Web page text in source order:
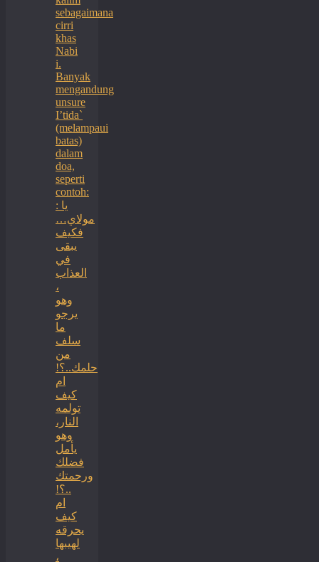
sebagaimana
cirri
khas
Nabi
i.
Banyak
mengandung
unsure
I’tida`
(melampaui
batas)
dalam
doa,
seperti
contoh:
: يا
مولاي…
فكيف
يبقى
في
العذاب
،
وهو
يرجو
ما
سلف
من
حلمك..؟!
ام
كيف
تولمه
النار،
وهو
يأمل
فضلك
ورحمتك
..؟!
ام
كيف
يحرقه
لهيبها
،